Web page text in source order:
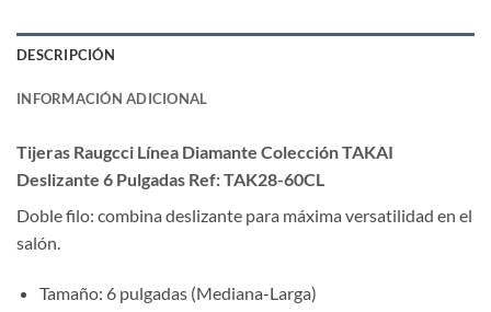
DESCRIPCIÓN
INFORMACIÓN ADICIONAL
Tijeras Raugcci Línea Diamante Colección TAKAI
Deslizante 6 Pulgadas Ref: TAK28-60CL
Doble filo: combina deslizante para máxima versatilidad en el
salón.
Tamaño: 6 pulgadas (Mediana-Larga)